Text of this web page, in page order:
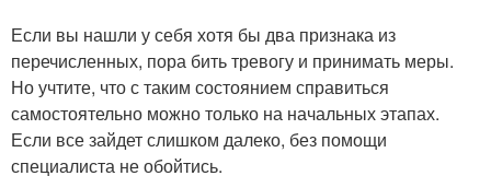
Если вы нашли у себя хотя бы два признака из
перечисленных, пора бить тревогу и принимать меры.
Но учтите, что с таким состоянием справиться
самостоятельно можно только на начальных этапах.
Если все зайдет слишком далеко, без помощи
специалиста не обойтись.